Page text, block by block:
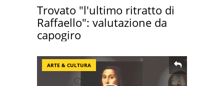
Trovato "l'ultimo ritratto di
Raffaello": valutazione da
capogiro
ARTE & CULTURA